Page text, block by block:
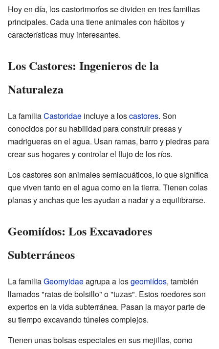
Hoy en día, los castorimorfos se dividen en tres familias
principales. Cada una tiene animales con hábitos y
características muy interesantes.
Los Castores: Ingenieros de la
Naturaleza
La familiaCastoridae incluye a loscastores. Son
conocidos por su habilidad para construir presas y
madrigueras en el agua. Usan ramas, barro y piedras para
crear sus hogares y controlar el flujo de los ríos.
Los castores son animales semiacuáticos, lo que significa
que viven tanto en el agua como en la tierra. Tienen colas
planas y anchas que les ayudan a nadar y a equilibrarse.
Geomiídos: Los Excavadores
Subterráneos
La familiaGeomyidaeagrupa a losgeomiídos, también
llamados "ratas de bolsillo" o "tuzas". Estos roedores son
expertos en la vida subterránea. Pasan la mayor parte de
su tiempo excavando túneles complejos.
Tienen unas bolsas especiales en sus mejillas, como